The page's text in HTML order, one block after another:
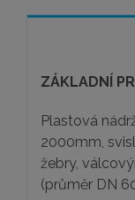
ZÁKLADNÍ
Plastová
2000mm,
žebry,
(průměr DN